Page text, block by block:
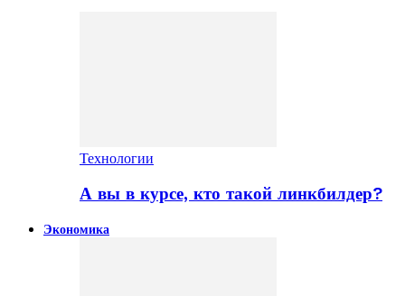
Технологии
А вы в курсе, кто такой линкбилдер?
Экономика